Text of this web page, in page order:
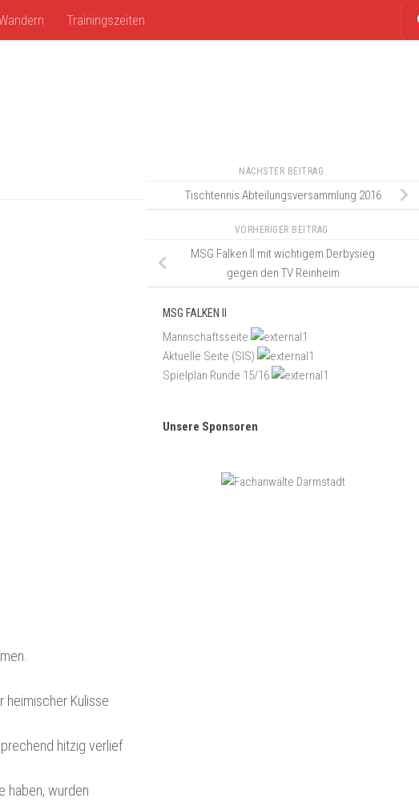
Trainingszeiten
heimischer Kulisse
hitzig verlief
haben, wurden
NÄCHSTER BEITRAG
Tischtennis Abteilungsversammlung 2016
VORHERIGER BEITRAG
MSG Falken II mit wichtigem Derbysieg
gegen den TV Reinheim
MSG FALKEN II
Mannschaftsseite
Aktuelle Seite (SIS)
Spielplan Runde 15/16
Unsere Sponsoren